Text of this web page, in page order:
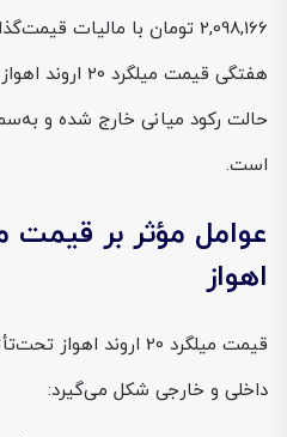
2,098,166 تومان با مالیات
هفتگی قیمت
حالت رکود میانی خارج شده و
است.
اهواز
قیمت میلگرد 20 اروند
داخلی و خارجی شکل می‌گیرد: